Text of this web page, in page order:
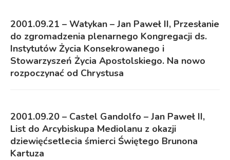
2001.09.21 – Watykan – Jan Paweł II, Przesłanie
do zgromadzenia plenarnego Kongregacji ds.
Instytutów Życia Konsekrowanego i
Stowarzyszeń Życia Apostolskiego. Na nowo
rozpoczynać od Chrystusa
2001.09.20 – Castel Gandolfo – Jan Paweł II,
List do Arcybiskupa Mediolanu z okazji
dziewięćsetlecia śmierci Świętego Brunona
Kartuza